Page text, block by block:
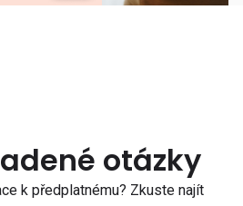
otázky
k předplatnému? Zkuste najít